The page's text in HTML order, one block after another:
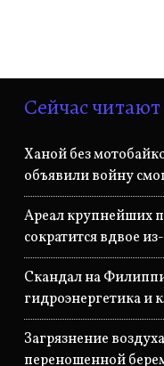
Сейчас читают
Ханой без
объявили войну
Ареал крупнейших
сократится вдвое
Скандал на
гидроэнергетика и
Загрязнение
переношенной